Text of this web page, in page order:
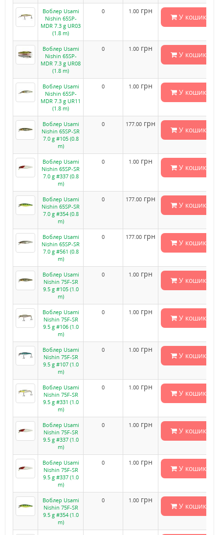
Воблер Usami
Nishin 65SP-
MDR 7.3 g UR03
(1.8 m)
0 1.00 грн
У кошик
Воблер Usami
Nishin 65SP-
MDR 7.3 g UR08
(1.8 m)
0 1.00 грн
У кошик
Воблер Usami
Nishin 65SP-
MDR 7.3 g UR11
(1.8 m)
0 1.00 грн
У кошик
Воблер Usami
Nishin 65SP-SR
7.0 g #105 (0.8
m)
0 177.00 грн
У кошик
Воблер Usami
Nishin 65SP-SR
7.0 g #337 (0.8
m)
0 1.00 грн
У кошик
Воблер Usami
Nishin 65SP-SR
7.0 g #354 (0.8
m)
0 177.00 грн
У кошик
Воблер Usami
Nishin 65SP-SR
7.0 g #561 (0.8
m)
0 177.00 грн
У кошик
Воблер Usami
Nishin 75F-SR
9.5 g #105 (1.0
m)
0 1.00 грн
У кошик
Воблер Usami
Nishin 75F-SR
9.5 g #106 (1.0
m)
0 1.00 грн
У кошик
Воблер Usami
Nishin 75F-SR
9.5 g #107 (1.0
m)
0 1.00 грн
У кошик
Воблер Usami
Nishin 75F-SR
9.5 g #331 (1.0
m)
0 1.00 грн
У кошик
Воблер Usami
Nishin 75F-SR
9.5 g #337 (1.0
m)
0 1.00 грн
У кошик
Воблер Usami
Nishin 75F-SR
9.5 g #337 (1.0
m)
0 1.00 грн
У кошик
Воблер Usami
Nishin 75F-SR
9.5 g #354 (1.0
m)
0 1.00 грн
У кошик